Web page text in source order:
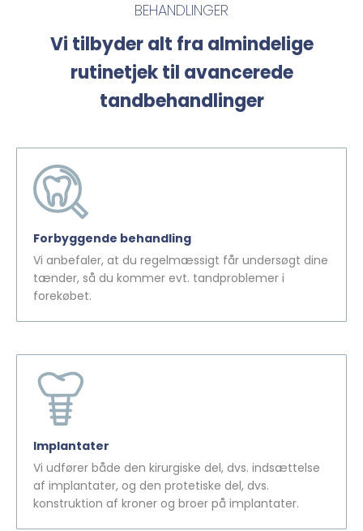
BEHANDLINGER
Vi tilbyder alt fra almindelige
rutinetjek til avancerede
tandbehandlinger
Forbyggende behandling
Vi anbefaler, at du regelmæssigt får undersøgt dine
tænder, så du kommer evt. tandproblemer i
forekøbet.
Implantater
Vi udfører både den kirurgiske del, dvs. indsættelse
af implantater, og den protetiske del, dvs.
konstruktion af kroner og broer på implantater.